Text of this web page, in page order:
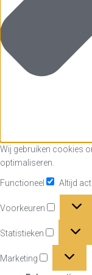
Wij gebruiken cookies
optimaliseren.
Functioneel Altijd
Voorkeuren
Statistieken
Marketing
Marketing